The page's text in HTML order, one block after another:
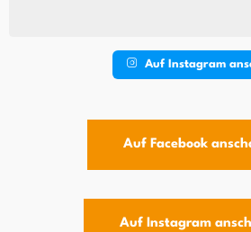
Auf Instagram
Auf Facebook
Auf Instagram